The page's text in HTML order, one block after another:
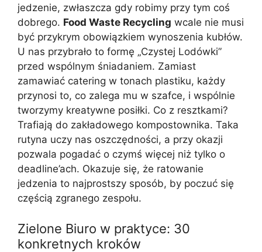
jedzenie, zwłaszcza gdy robimy przy tym coś
dobrego. Food Waste Recycling wcale nie musi
być przykrym obowiązkiem wynoszenia kubłów.
U nas przybrało to formę „Czystej Lodówki”
przed wspólnym śniadaniem. Zamiast
zamawiać catering w tonach plastiku, każdy
przynosi to, co zalega mu w szafce, i wspólnie
tworzymy kreatywne posiłki. Co z resztkami?
Trafiają do zakładowego kompostownika. Taka
rutyna uczy nas oszczędności, a przy okazji
pozwala pogadać o czymś więcej niż tylko o
deadline’ach. Okazuje się, że ratowanie
jedzenia to najprostszy sposób, by poczuć się
częścią zgranego zespołu.
Zielone Biuro w praktyce: 30
konkretnych kroków